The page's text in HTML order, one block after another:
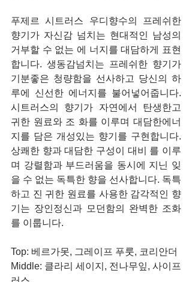
푸제르 시트러스 우디향수의 프레쉬한
향기가 자신감 넘치는 현대적인 남성의
거부할 수 없는 에 너지를 대담하게 표현
합니다. 생동감넘치는 프레쉬한 향기가
기분좋은 청량함을 선사하고 당신의 하
루에 신선한 에너지를 불어넣어줍니다.
시트러스의 향기가 자연에서 탄생한고
귀한 원료와 조 화를 이루며 대담한에너
지를 담은 개성있는 향기를 구현합니다.
상쾌한 향과 대담한 구성이 대비 를 이루
며 강렬함과 부드러움을 동시에 지닌 잊
을 수 없는 독특한 향을 선사합니다. 독특
하고 진 귀한 원료를 사용한 감각적인 향
기는 장인정신과 모던함의 완벽한 조화
를 이룹니다.
Top: 베르가못, 그레이프 푸룻, 코리안더
Middle: 클라리 세이지, 전나무잎, 사이프